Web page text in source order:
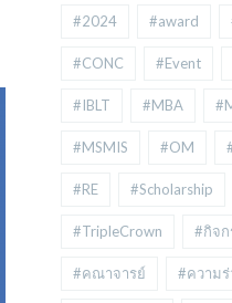
#2024 #award
#CONC #Event
#IBLT #MBA
#MSMIS #OM
#RE #Scholarship
#TripleCrown #กิจก
#คณาจารย์ #ความ